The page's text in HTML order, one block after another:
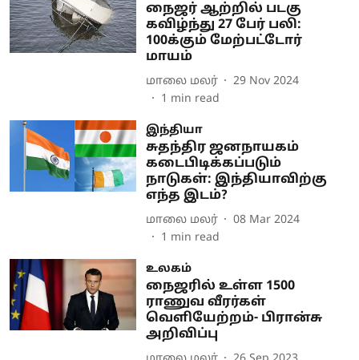
நைஜர் ஆற்றில் படகு
கவிழ்ந்து 27 பேர் பலி:
100க்கும் மேற்பட்டோர்
மாயம்
மாலை மலர்
29 Nov 2024
1 min read
இந்தியா
சுதந்திர ஜனநாயகம்
கடைபிடிக்கப்படும்
நாடுகள்: இந்தியாவிற்கு
எந்த இடம்?
மாலை மலர்
08 Mar 2024
1 min read
உலகம்
நைஜரில் உள்ள 1500
ராணுவ வீரர்கள்
வெளியேற்றம்- பிரான்சு
அறிவிப்பு